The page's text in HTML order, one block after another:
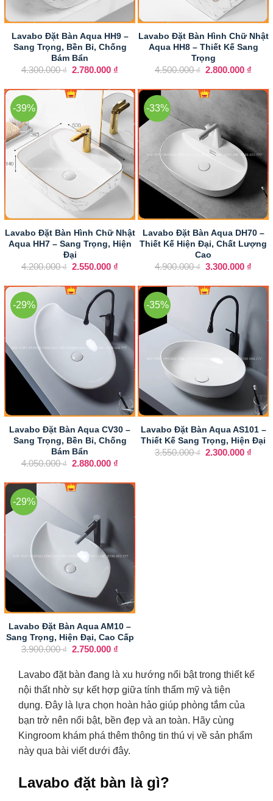
Lavabo Đặt Bàn Aqua HH9 –
Sang Trọng, Bền Bỉ, Chống
Bám Bẩn
4.300.000₫ Giá
gốc
4.300.000 ₫.
2.780.000 ₫
là:
2.780.000 ₫.
Lavabo Đặt Bàn Hình Chữ Nhật
Aqua HH8 – Thiết Kế Sang
Trọng
4.500.000₫ Giá
gốc
4.500.000 ₫.
2.800.000 ₫
là:
-39%
Lavabo Đặt Bàn Hình Chữ Nhật
Aqua HH7 – Sang Trọng, Hiện
Đại
4.200.000₫ Giá
gốc
4.200.000 ₫.
2.550.000 ₫
là:
2.550.000 ₫.
-33%
Lavabo Đặt Bàn Aqua DH70 –
Thiết Kế Hiện Đại, Chất Lượng
Cao
4.900.000₫ Giá
gốc
4.900.000 ₫.
3.300.000 ₫
là:
-29%
Lavabo Đặt Bàn Aqua CV30 –
Sang Trọng, Bền Bỉ, Chống
Bám Bẩn
4.050.000₫ Giá
gốc
4.050.000 ₫.
2.880.000 ₫
là:
-35%
Lavabo Đặt Bàn Aqua AS101 –
Thiết Kế Sang Trọng, Hiện Đại
3.550.000₫ Giá
gốc
2.300.000 ₫
-29%
Lavabo Đặt Bàn Aqua AM10 –
Sang Trọng, Hiện Đại, Cao Cấp
3.900.000₫ Giá
3.900.000 ₫.
2.750.000 ₫
là:
2.750.000 ₫.
Lavabo đặt bàn đang là xu hướng nổi bật trong thiết kế
nội thất nhờ sự kết hợp giữa tính thẩm mỹ và tiện
dụng. Đây là lựa chọn hoàn hảo giúp phòng tắm của
bạn trở nên nổi bật, bền đẹp và an toàn. Hãy cùng
Kingroom khám phá thêm thông tin thú vị về sản phẩm
này qua bài viết dưới đây.
Lavabo đặt bàn là gì?